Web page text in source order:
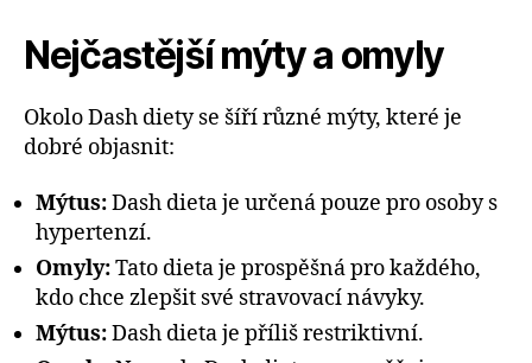
Nejčastější mýty a omyly
Okolo Dash diety se šíří různé mýty, které je
dobré objasnit:
Mýtus:Dash dieta je určená pouze pro osoby s
hypertenzí.
Omyly:Tato dieta je prospěšná pro každého,
kdo chce zlepšit své stravovací návyky.
Mýtus:Dash dieta je příliš restriktivní.